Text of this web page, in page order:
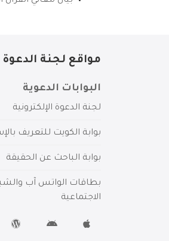
مواقع لجنة الدعوة
البوابات الدعوية
لجنة الدعوة الإلكترونية
بوابة الكويت للتعريف
بوابة الباحث عن الحقيقة
بطاقات الواتس آب
الاجتماعية